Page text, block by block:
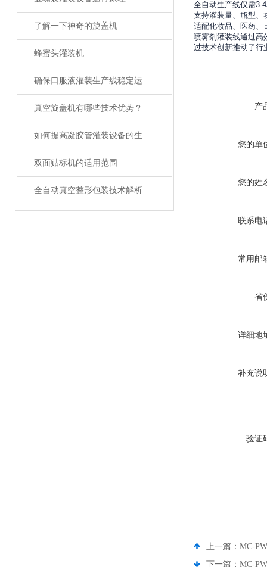
了解一下神奇的旋盖机
蜂蜜头灌装机
确保口服液灌装生产线稳定运行的关键措施
真空旋盖机有哪些技术优势？
如何提高凝胶管灌装设备的生产效率？
双面贴标机的适用范围
全自动真空整形包装技术解析
全自动生产线仅需3-4
支持灌装量、瓶型、
适配化妆品、医药、
喷雾剂灌装线通过高
过技术创新推动了行
产
您的单
您的姓
联系电
常用邮
省
详细地
补充说
验证
上一篇： MC-
下一篇： MC-